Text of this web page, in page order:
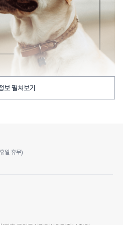
보 펼쳐보기
일 휴무)